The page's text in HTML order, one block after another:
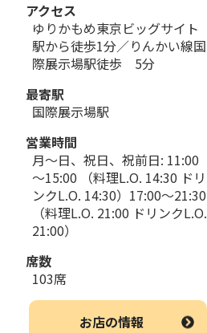
アクセス
ゆりかもめ東京ビッグサイト
駅から徒歩1分／りんかい線国
際展示場駅徒歩 5分
最寄駅
国際展示場駅
営業時間
月～日、祝日、祝前日: 11:00
～15:00 （料理L.O. 14:30 ドリ
ンクL.O. 14:30）17:00～21:30
（料理L.O. 21:00 ドリンクL.O.
21:00）
席数
103席
お店の情報